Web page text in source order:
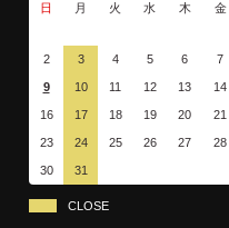
日
月 火 水 木 金
2 3 4 5 6 7
9 10 11 12 13 14
16 17 18 19 20 21
23 24 25 26 27 28
30 31
CLOSE